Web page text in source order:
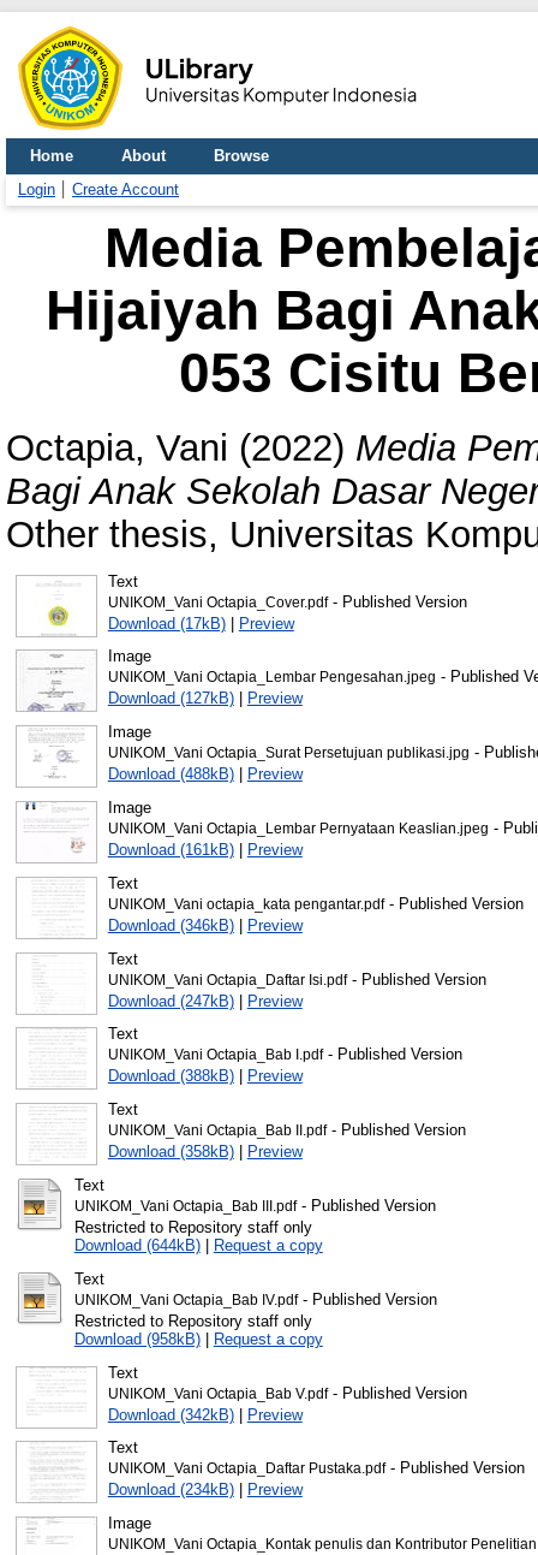
Home About
Browse
Login
Create Account
Media
Hijaiyah Bagi
053 Cisitu
Octapia, Vani (2022) Media
Bagi Anak Sekolah Dasar
Other thesis, Universitas
Text
UNIKOM_Vani Octapia_Cover.pdf- Published Version
Download (17kB)| Preview
Image
UNIKOM_Vani Octapia_Lembar Pengesahan.jpeg - Published
Download (127kB)|
Preview
Image
UNIKOM_Vani Octapia_Surat Persetujuan publikasi.jpg -
Download (488kB)|
Preview
Image
UNIKOM_Vani Octapia_Lembar Pernyataan Keaslian.jpeg -
Download (161kB)|
Preview
Text
UNIKOM_Vani octapia_kata pengantar.pdf- Published Version
Download (346kB)|
Preview
Text
UNIKOM_Vani Octapia_Daftar Isi.pdf- Published Version
Download (247kB)| Preview
Text
UNIKOM_Vani Octapia_Bab I.pdf- Published Version
Download (388kB)|
Preview
Text
UNIKOM_Vani Octapia_Bab II.pdf- Published Version
Download (358kB)|
Preview
Text
UNIKOM_Vani Octapia_Bab III.pdf- Published Version
Restricted to Repository staff only
Download (644kB)|
Request a copy
Text
UNIKOM_Vani Octapia_Bab IV.pdf- Published Version
Restricted to Repository staff only
Download (958kB)|
Request a copy
Text
UNIKOM_Vani Octapia_Bab V.pdf- Published Version
Download (342kB)| Preview
Text
UNIKOM_Vani Octapia_Daftar Pustaka.pdf- Published Version
Download (234kB)|
Preview
Image
UNIKOM_Vani Octapia_Kontak penulis dan Kontributor